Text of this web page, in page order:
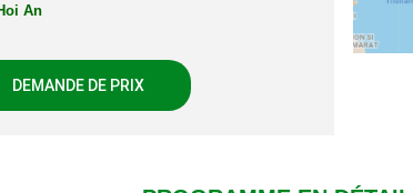
An
Cua Dai
DEMANDE DE PRIX